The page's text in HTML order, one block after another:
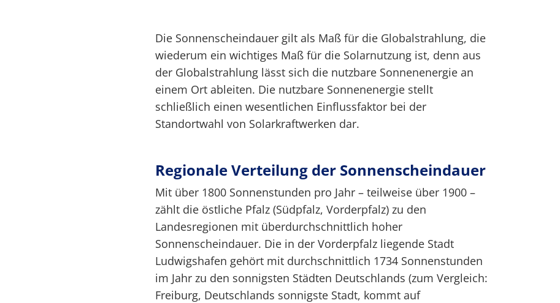
Die Sonnenscheindauer gilt als Maß für die Globalstrahlung, die
wiederum ein wichtiges Maß für die Solarnutzung ist, denn aus
der Globalstrahlung lässt sich die nutzbare Sonnenenergie an
einem Ort ableiten. Die nutzbare Sonnenenergie stellt
schließlich einen wesentlichen Einflussfaktor bei der
Standortwahl von Solarkraftwerken dar.
Regionale Verteilung der Sonnenscheindauer
Mit über 1800 Sonnenstunden pro Jahr – teilweise über 1900 –
zählt die östliche Pfalz (Südpfalz, Vorderpfalz) zu den
Landesregionen mit überdurchschnittlich hoher
Sonnenscheindauer. Die in der Vorderpfalz liegende Stadt
Ludwigshafen gehört mit durchschnittlich 1734 Sonnenstunden
im Jahr zu den sonnigsten Städten Deutschlands (zum Vergleich:
Freiburg, Deutschlands sonnigste Stadt, kommt auf